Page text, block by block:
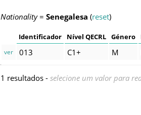
Nationality= Senegalesa (reset)
Identificador Nível QECRL Género
ver 013 C1+ M
1 resultados - selecione um valor para